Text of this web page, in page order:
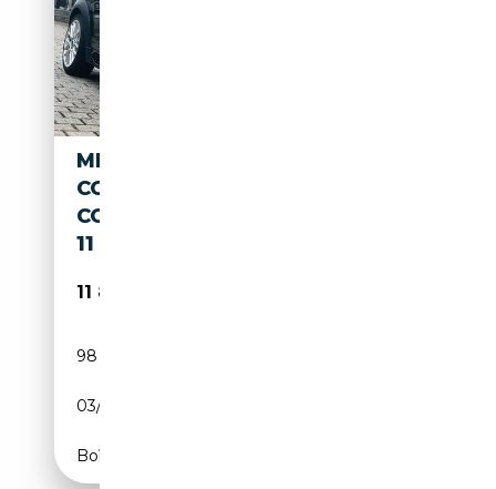
MINI JOHN COOPER WORKS
COUPE JOHN COOPER WORKS
COUPÉ*LEDER*NAVI*XENON*2
11 PS*
11 888€
98 000 km
03/2012
Boîte manuelle